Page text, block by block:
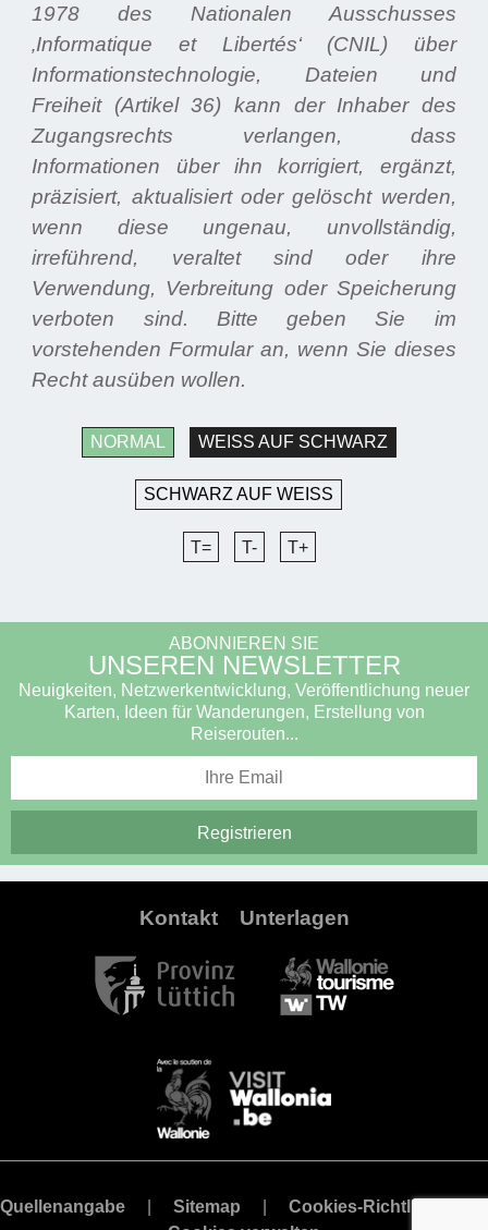
1978 des Nationalen Ausschusses
‚Informatique et Libertés‘ (CNIL) über
Informationstechnologie, Dateien und
Freiheit (Artikel 36) kann der Inhaber des
Zugangsrechts verlangen, dass
Informationen über ihn korrigiert, ergänzt,
präzisiert, aktualisiert oder gelöscht werden,
wenn diese ungenau, unvollständig,
irreführend, veraltet sind oder ihre
Verwendung, Verbreitung oder Speicherung
verboten sind. Bitte geben Sie im
vorstehenden Formular an, wenn Sie dieses
Recht ausüben wollen.
NORMAL WEISS AUF SCHWARZ
SCHWARZ AUF WEISS
T= T- T+
ABONNIEREN SIE
UNSEREN NEWSLETTER
Neuigkeiten, Netzwerkentwicklung, Veröffentlichung neuer
Karten, Ideen für Wanderungen, Erstellung von
Reiserouten...
Kontakt Unterlagen
Quellenangabe Sitemap
Cookies-Richtlinie